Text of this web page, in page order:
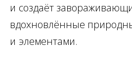
и создаёт
вдохновлённые
и элементами.